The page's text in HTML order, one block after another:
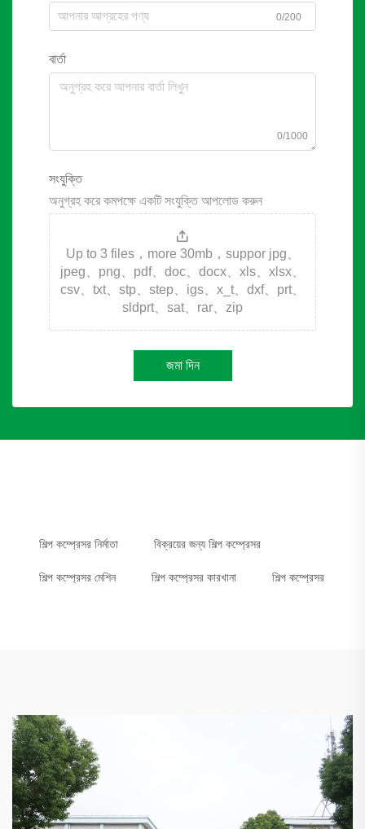
0/200
বার্তা
0/1000
সংযুক্তি
অনুগ্রহ করে কমপক্ষে একটি সংযুক্তি আপলোড করুন
Up to 3 files，more 30mb，suppor jpg、
jpeg、png、pdf、doc、docx、xls、xlsx、
csv、txt、stp、step、igs、x_t、dxf、prt、
sldprt、sat、rar、zip
জমা দিন
শিল্প কম্প্রেসর নির্মাতা বিক্রয়ের জন্য শিল্প কম্প্রেসর
শিল্প কম্প্রেসর মেশিন শিল্প কম্প্রেসর কারখানা শিল্প কম্প্রেসর